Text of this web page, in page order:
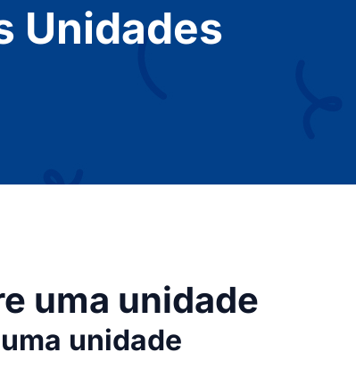
Unidades
uma unidade
unidade